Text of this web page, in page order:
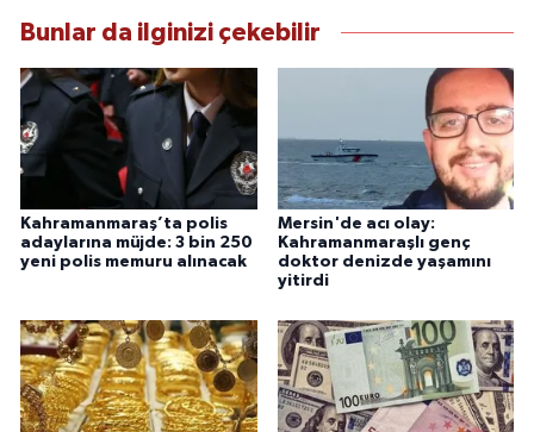
Bunlar da ilginizi çekebilir
Kahramanmaraş’ta polis
adaylarına müjde: 3 bin 250
yeni polis memuru alınacak
Mersin'de acı olay:
Kahramanmaraşlı genç
doktor denizde yaşamını
yitirdi